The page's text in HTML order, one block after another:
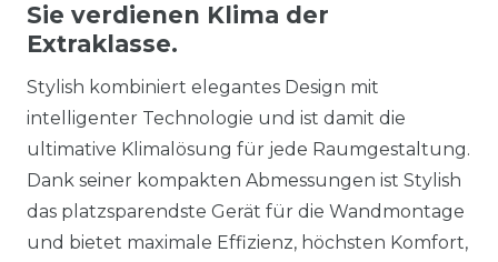
Sie verdienen Klima der
Extraklasse.
Stylish kombiniert elegantes Design mit
intelligenter Technologie und ist damit die
ultimative Klimalösung für jede Raumgestaltung.
Dank seiner kompakten Abmessungen ist Stylish
das platzsparendste Gerät für die Wandmontage
und bietet maximale Effizienz, höchsten Komfort,